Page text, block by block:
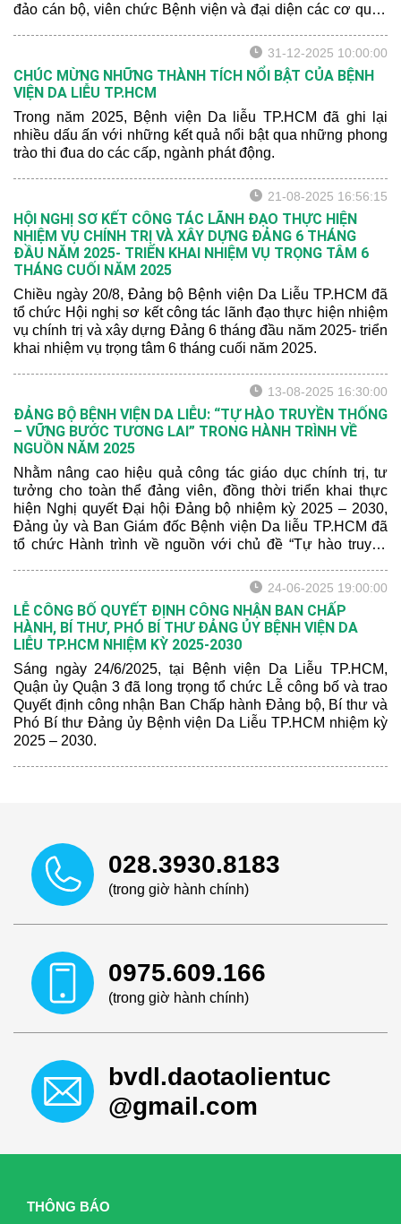
đảo cán bộ, viên chức Bệnh viện và đại diện các cơ quan
31-12-2025 10:00:00
CHÚC MỪNG NHỮNG THÀNH TÍCH NỔI BẬT CỦA BỆNH
VIỆN DA LIỄU TP.HCM
Trong năm 2025, Bệnh viện Da liễu TP.HCM đã ghi lại
nhiều dấu ấn với những kết quả nổi bật qua những phong
trào thi đua do các cấp, ngành phát động.
21-08-2025 16:56:15
HỘI NGHỊ SƠ KẾT CÔNG TÁC LÃNH ĐẠO THỰC HIỆN
NHIỆM VỤ CHÍNH TRỊ VÀ XÂY DỰNG ĐẢNG 6 THÁNG
ĐẦU NĂM 2025- TRIỂN KHAI NHIỆM VỤ TRỌNG TÂM 6
THÁNG CUỐI NĂM 2025
Chiều ngày 20/8, Đảng bộ Bệnh viện Da Liễu TP.HCM đã
tổ chức Hội nghị sơ kết công tác lãnh đạo thực hiện nhiệm
vụ chính trị và xây dựng Đảng 6 tháng đầu năm 2025- triển
khai nhiệm vụ trọng tâm 6 tháng cuối năm 2025.
13-08-2025 16:30:00
ĐẢNG BỘ BỆNH VIỆN DA LIỄU: “TỰ HÀO TRUYỀN THỐNG
– VỮNG BƯỚC TƯƠNG LAI” TRONG HÀNH TRÌNH VỀ
NGUỒN NĂM 2025
Nhằm nâng cao hiệu quả công tác giáo dục chính trị, tư
tưởng cho toàn thể đảng viên, đồng thời triển khai thực
hiện Nghị quyết Đại hội Đảng bộ nhiệm kỳ 2025 – 2030,
Đảng ủy và Ban Giám đốc Bệnh viện Da liễu TP.HCM đã
tổ chức Hành trình về nguồn với chủ đề “Tự hào truyền
24-06-2025 19:00:00
LỄ CÔNG BỐ QUYẾT ĐỊNH CÔNG NHẬN BAN CHẤP
HÀNH, BÍ THƯ, PHÓ BÍ THƯ ĐẢNG ỦY BỆNH VIỆN DA
LIỄU TP.HCM NHIỆM KỲ 2025-2030
Sáng ngày 24/6/2025, tại Bệnh viện Da Liễu TP.HCM,
Quận ủy Quận 3 đã long trọng tổ chức Lễ công bố và trao
Quyết định công nhận Ban Chấp hành Đảng bộ, Bí thư và
Phó Bí thư Đảng ủy Bệnh viện Da Liễu TP.HCM nhiệm kỳ
2025 – 2030.
028.3930.8183
(trong giờ hành chính)
0975.609.166
(trong giờ hành chính)
bvdl.daotaolientuc
@gmail.com
THÔNG BÁO